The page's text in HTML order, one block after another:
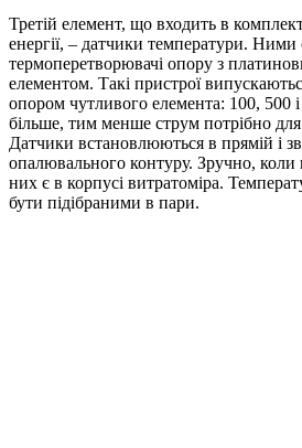
Третій елемент, що входить в
енергії, – датчики температури. Ними
термоперетворювачі опору з
елементом. Такі пристрої
опором чутливого елемента: 100,
більше, тим менше струм потрібно
Датчики встановлюються в прямій і
опалювального контуру. Зручно, коли
них є в корпусі витратоміра.
бути підібраними в пари.